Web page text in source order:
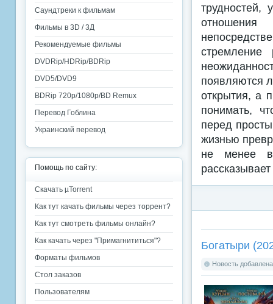
трудностей,
стремление
появляются
открытия, а
понимать,
перед
жизнью
не менее
Богатыри
Новость
Саундтреки к фильмам
Фильмы в 3D / 3Д
Рекомендуемые фильмы
DVDRip/HDRip/BDRip
DVD5/DVD9
BDRip 720p/1080p/BD Remux
Перевод Гоблина
Украинский перевод
Помощь по сайту:
Скачать µTorrent
Как тут качать фильмы через торрент?
Как тут смотреть фильмы онлайн?
Как качать через "Примагнититься"?
Форматы фильмов
Стол заказов
Пользователям